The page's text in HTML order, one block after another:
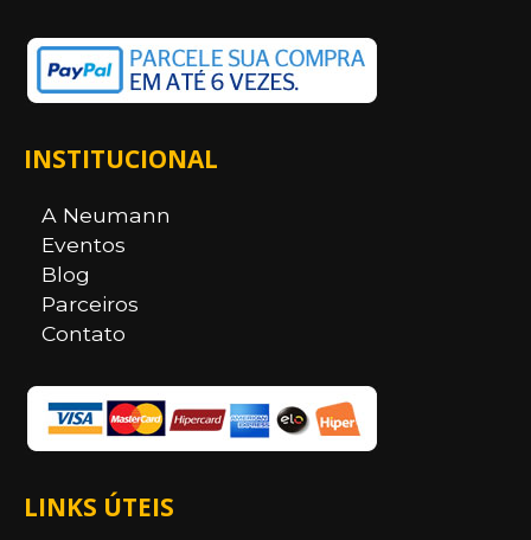
INSTITUCIONAL
A Neumann
Eventos
Blog
Parceiros
Contato
LINKS ÚTEIS